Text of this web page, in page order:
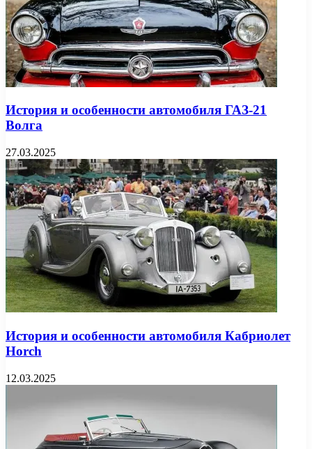
История и особенности автомобиля ГАЗ-21
Волга
27.03.2025
История и особенности автомобиля Кабриолет
Horch
12.03.2025